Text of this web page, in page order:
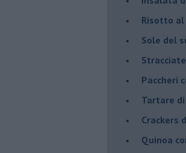
Risotto al
Sole del
Paccheri
Tartare
Crackers
Quinoa